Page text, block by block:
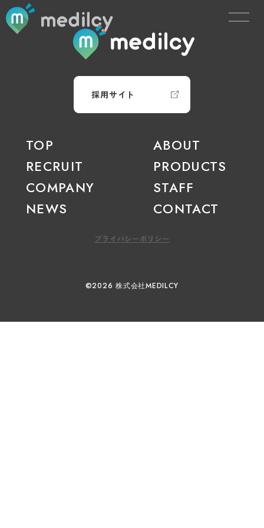
採用サイト
TOP
ABOUT
RECRUIT
PRODUCTS
COMPANY
STAFF
NEWS
CONTACT
プライバシーポリシー
©2026 株式会社MEDILCY